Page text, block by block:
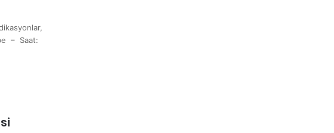
– Saat: